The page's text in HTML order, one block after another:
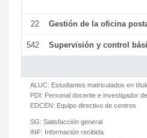
22 Gestión de la oficina
542 Supervisión y control
ALUC: Estudiantes matriculados en
PDI: Personal docente e investigador
EDCEN: Equipo directivo de centros
SG: Satisfacción general
INF: Información recibida